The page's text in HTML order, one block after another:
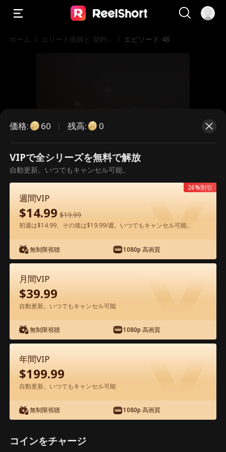
ホーム / エリート医師と 契約
/ エピソード 48
こちらは有料のエピソードです。視
聴いただくには解放が必要です。
60今すぐ解放
アプリ内で無料視聴可能
エピソード48 - エリート医師と 契約結
婚の甘い罠 映画フル
46 47 48 49 50
価格: 60 残高: 0
VIPで全シリーズを無料で解放
自動更新。いつでもキャンセル可能。
週間VIP
$14.99 $19.99
初週は$14.99、その後は$19.99/週。いつでもキャンセル可能。
無制限視聴 1080p 高画質
26%割引
月間VIP
$39.99
自動更新。いつでもキャンセル可能
無制限視聴 1080p 高画質
年間VIP
$199.99
自動更新。いつでもキャンセル可能
無制限視聴 1080p 高画質
コインをチャージ